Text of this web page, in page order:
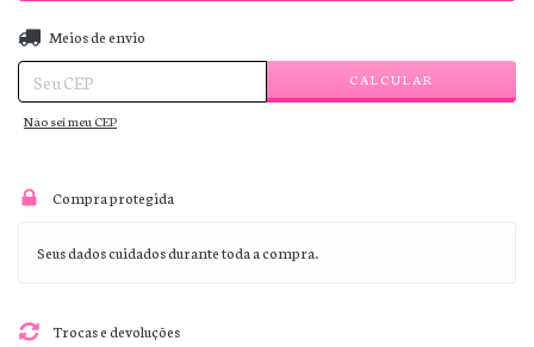
Entregas para o CEP:
Meios de envio
CALCULAR
Não sei meu CEP
Compra protegida
Seus dados cuidados durante toda a compra.
Trocas e devoluções